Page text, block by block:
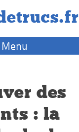
Menu
des
: la